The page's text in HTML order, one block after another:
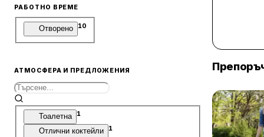
РАБОТНО ВРЕМЕ
Отворено 10
АТМОСФЕРА И ПРЕДЛОЖЕНИЯ
Тоалетна 1
Отлични коктейли 1